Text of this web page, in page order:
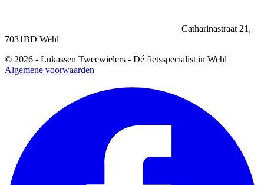
Catharinastraat 21,
7031BD Wehl
© 2026 - Lukassen Tweewielers - Dé fietsspecialist in Wehl |
Algemene voorwaarden